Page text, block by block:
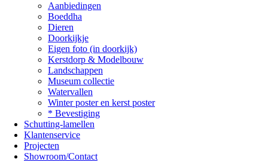
Aanbiedingen
Boeddha
Dieren
Doorkijkje
Eigen foto (in doorkijk)
Kerstdorp & Modelbouw
Landschappen
Museum collectie
Watervallen
Winter poster en kerst poster
* Bevestiging
Schutting-lamellen
Klantenservice
Projecten
Showroom/Contact